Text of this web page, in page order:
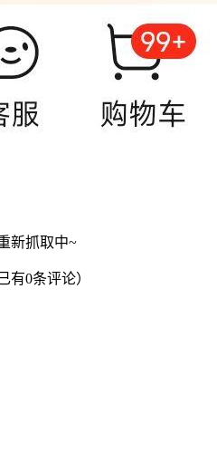
新抓取中~
有0条评论）